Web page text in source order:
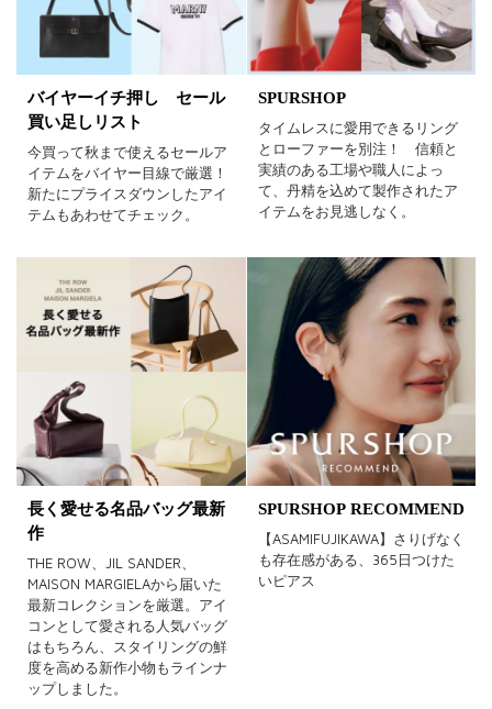
バイヤーイチ押し セール
買い足しリスト
今買って秋まで使えるセールア
イテムをバイヤー目線で厳選！
新たにプライスダウンしたアイ
テムもあわせてチェック。
SPURSHOP
タイムレスに愛用できるリング
とローファーを別注！ 信頼と
実績のある工場や職人によっ
て、丹精を込めて製作されたア
イテムをお見逃しなく。
長く愛せる名品バッグ最新
作
THE ROW、JIL SANDER、
MAISON MARGIELAから届いた
最新コレクションを厳選。アイ
コンとして愛される人気バッグ
はもちろん、スタイリングの鮮
度を高める新作小物もラインナ
ップしました。
SPURSHOP RECOMMEND
【ASAMIFUJIKAWA】さりげなく
も存在感がある、365日つけた
いピアス